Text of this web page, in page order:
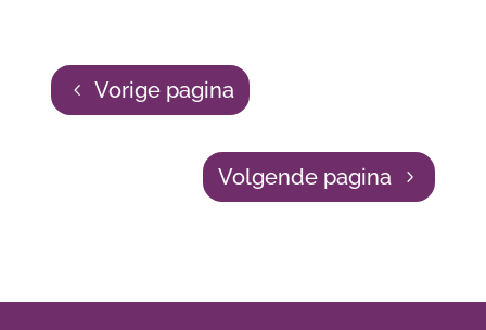
Vorige pagina
Volgende pagina